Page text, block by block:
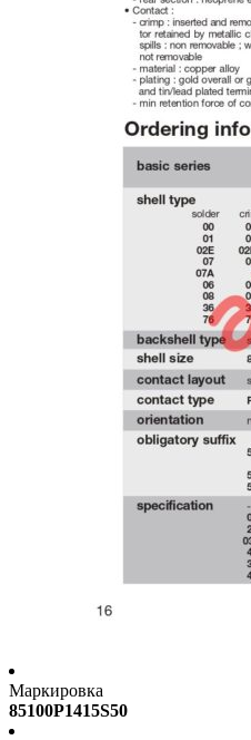
Маркировка
85100P1415S50